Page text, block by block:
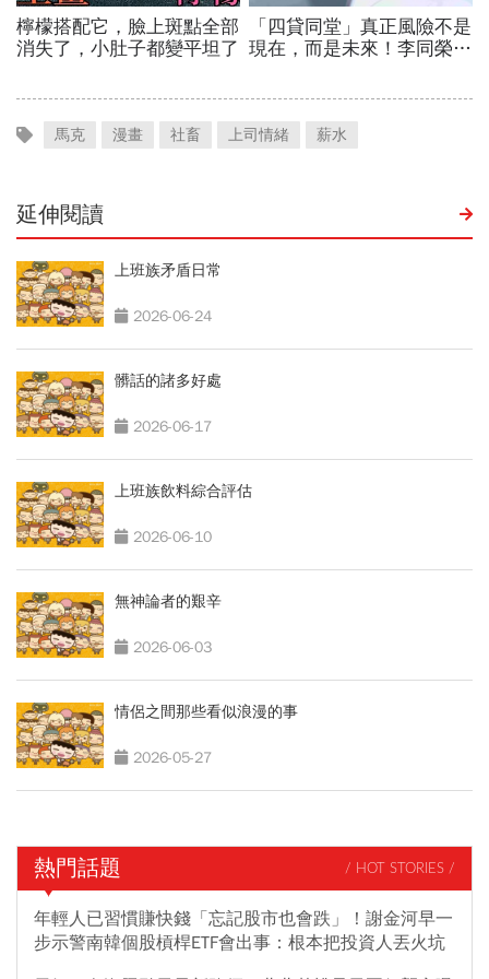
馬克 漫畫 社畜 上司情緒 薪水
延伸閱讀
上班族矛盾日常
2026-06-24
髒話的諸多好處
2026-06-17
上班族飲料綜合評估
2026-06-10
無神論者的艱辛
2026-06-03
情侶之間那些看似浪漫的事
2026-05-27
熱門話題 / HOT STORIES /
年輕人已習慣賺快錢「忘記股市也會跌」！謝金河早一
步示警南韓個股槓桿ETF會出事：根本把投資人丟火坑